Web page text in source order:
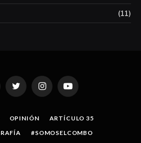
(11)
Twitter InstagramYouTube
OPINIÓN
ARTÍCULO 35
#SOMOSELCOMBO